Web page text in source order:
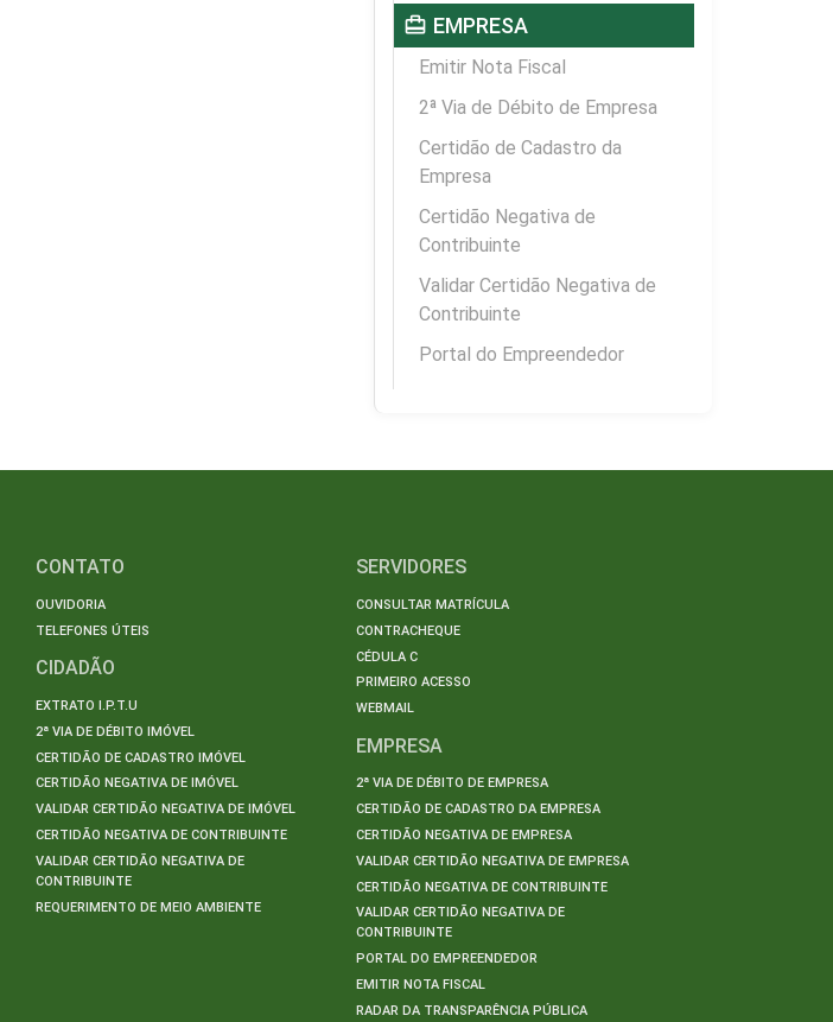
card_travel EMPRESA
Emitir Nota Fiscal
2ª Via de Débito de Empresa
Certidão de Cadastro da
Empresa
Certidão Negativa de
Contribuinte
Validar Certidão Negativa de
Contribuinte
Portal do Empreendedor
CONTATO
OUVIDORIA
TELEFONES ÚTEIS
CIDADÃO
EXTRATO I.P.T.U
2ª VIA DE DÉBITO IMÓVEL
CERTIDÃO DE CADASTRO IMÓVEL
CERTIDÃO NEGATIVA DE IMÓVEL
VALIDAR CERTIDÃO NEGATIVA DE IMÓVEL
CERTIDÃO NEGATIVA DE CONTRIBUINTE
VALIDAR CERTIDÃO NEGATIVA DE
CONTRIBUINTE
REQUERIMENTO DE MEIO AMBIENTE
SERVIDORES
CONSULTAR MATRÍCULA
CONTRACHEQUE
CÉDULA C
PRIMEIRO ACESSO
WEBMAIL
EMPRESA
2ª VIA DE DÉBITO DE EMPRESA
CERTIDÃO DE CADASTRO DA EMPRESA
CERTIDÃO NEGATIVA DE EMPRESA
VALIDAR CERTIDÃO NEGATIVA DE EMPRESA
CERTIDÃO NEGATIVA DE CONTRIBUINTE
VALIDAR CERTIDÃO NEGATIVA DE
CONTRIBUINTE
PORTAL DO EMPREENDEDOR
EMITIR NOTA FISCAL
RADAR DA TRANSPARÊNCIA PÚBLICA